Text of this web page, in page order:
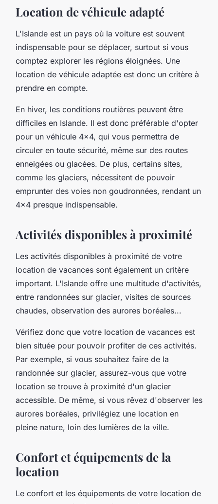
Location de véhicule adapté
L'Islande est un pays où la voiture est souvent
indispensable pour se déplacer, surtout si vous
comptez explorer les régions éloignées. Une
location de véhicule adaptée est donc un critère à
prendre en compte.
En hiver, les conditions routières peuvent être
difficiles en Islande. Il est donc préférable d'opter
pour un véhicule 4x4, qui vous permettra de
circuler en toute sécurité, même sur des routes
enneigées ou glacées. De plus, certains sites,
comme les glaciers, nécessitent de pouvoir
emprunter des voies non goudronnées, rendant un
4x4 presque indispensable.
Activités disponibles à proximité
Les activités disponibles à proximité de votre
location de vacances sont également un critère
important. L'Islande offre une multitude d'activités,
entre randonnées sur glacier, visites de sources
chaudes, observation des aurores boréales...
Vérifiez donc que votre location de vacances est
bien située pour pouvoir profiter de ces activités.
Par exemple, si vous souhaitez faire de la
randonnée sur glacier, assurez-vous que votre
location se trouve à proximité d'un glacier
accessible. De même, si vous rêvez d'observer les
aurores boréales, privilégiez une location en
pleine nature, loin des lumières de la ville.
Confort et équipements de la
location
Le confort et les équipements de votre location de